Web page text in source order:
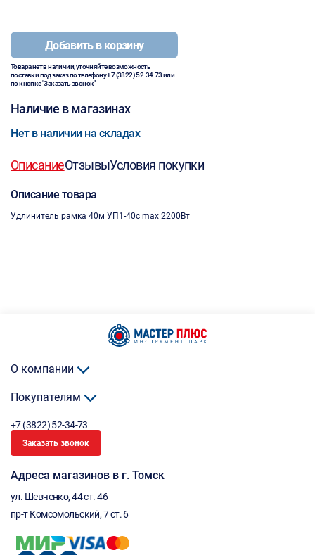
Добавить в корзину
Товара нет в наличии, уточняйте возможность
поставки под заказ по телефону+7 (3822) 52-34-73или
по кнопке "Заказать звонок"
Наличие в магазинах
Нет в наличии на складах
ОписаниеОтзывыУсловия покупки
Описание товара
Удлинитель рамка 40м УП1-40с max 2200Вт
О компании
Покупателям
+7 (3822) 52-34-73
Заказать звонок
Адреса магазинов в г. Томск
ул. Шевченко, 44 ст. 46
пр-т Комсомольский, 7 ст. 6